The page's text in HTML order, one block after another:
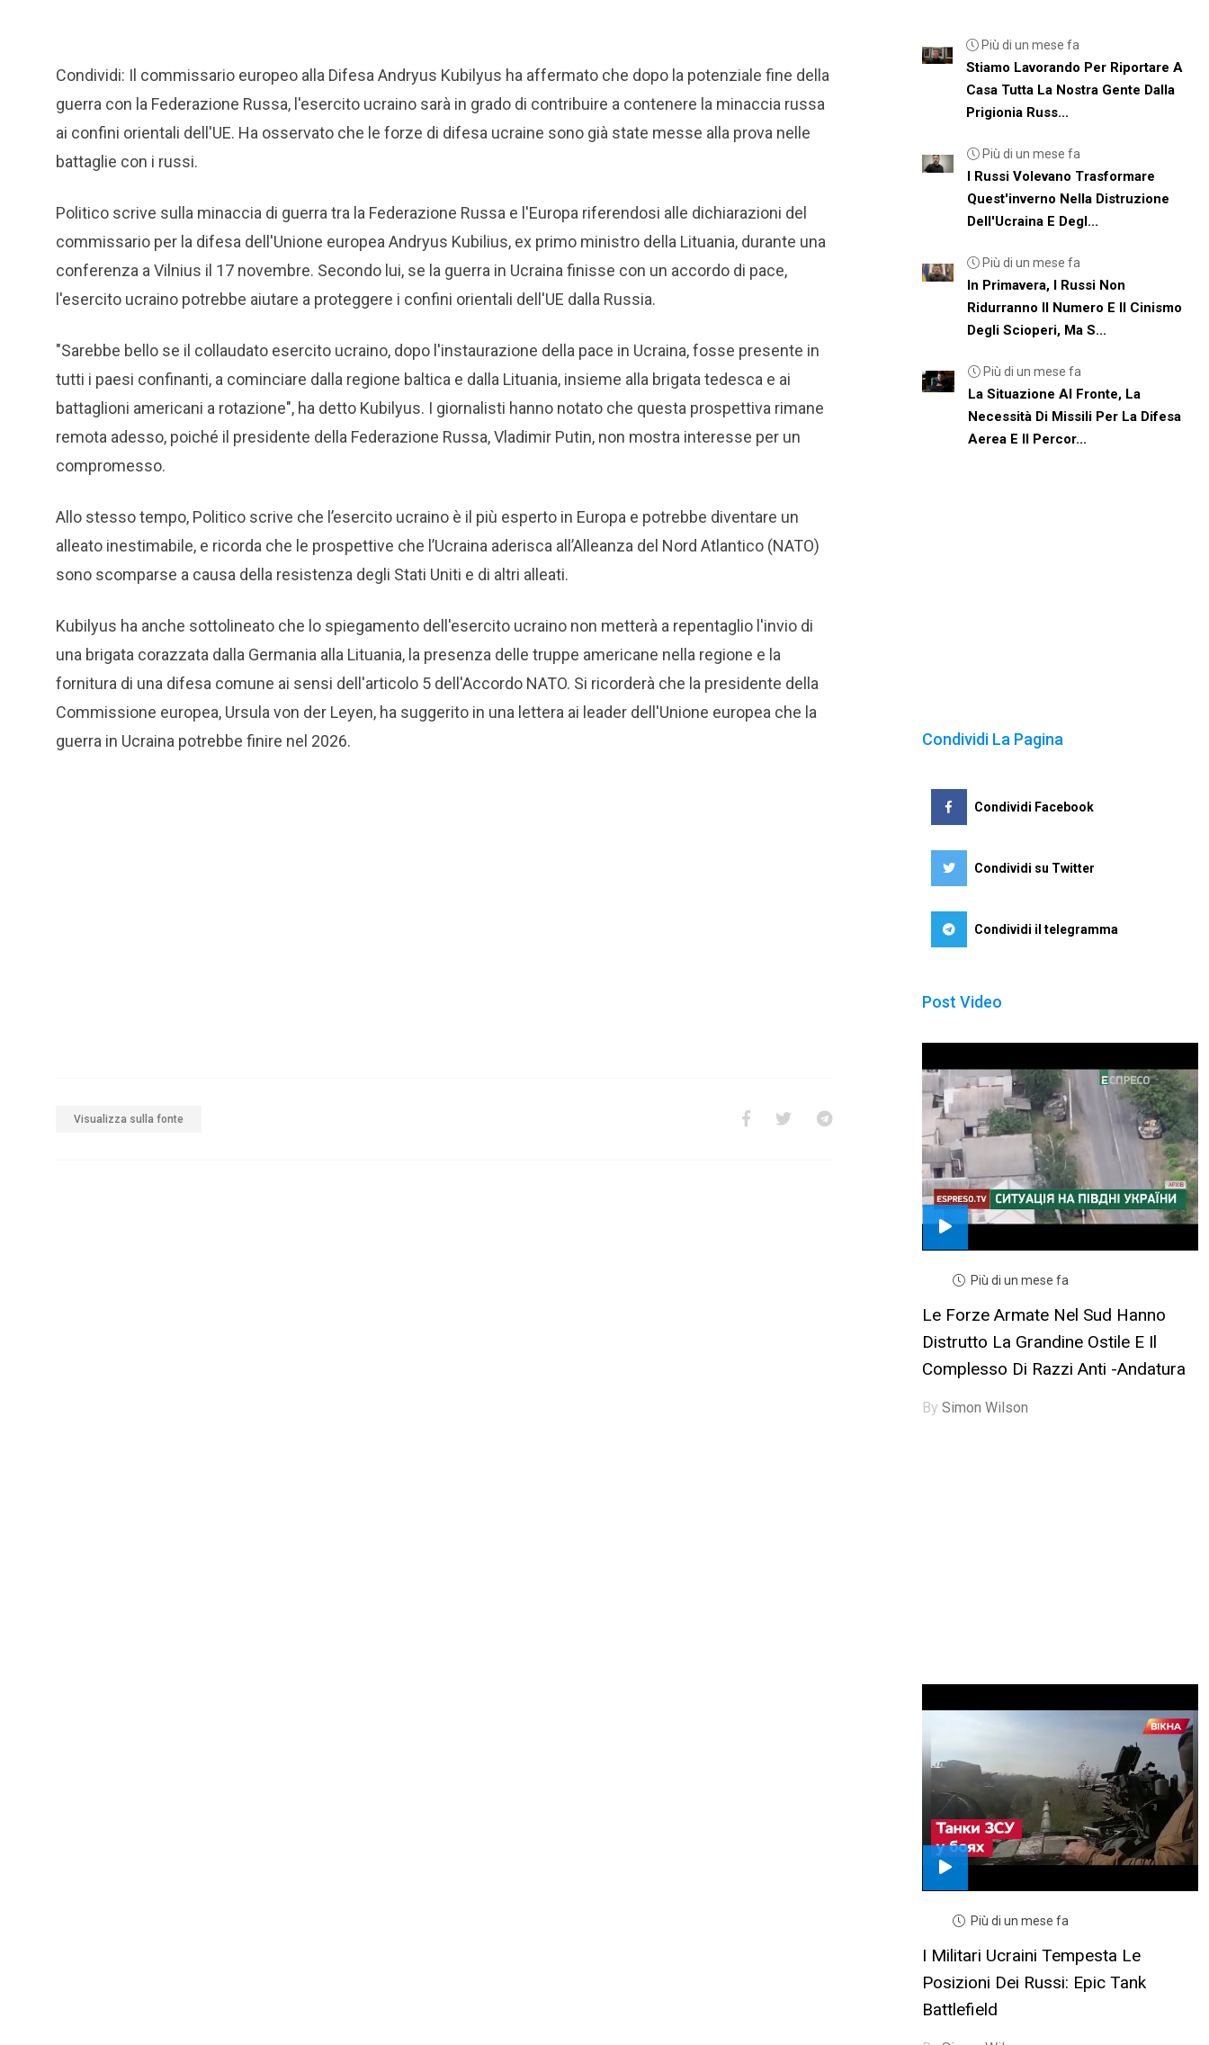
Condividi: Il commissario europeo alla Difesa Andryus Kubilyus ha affermato che dopo la potenziale fine della
guerra con la Federazione Russa, l'esercito ucraino sarà in grado di contribuire a contenere la minaccia russa
ai confini orientali dell'UE. Ha osservato che le forze di difesa ucraine sono già state messe alla prova nelle
battaglie con i russi.
Politico scrive sulla minaccia di guerra tra la Federazione Russa e l'Europa riferendosi alle dichiarazioni del
commissario per la difesa dell'Unione europea Andryus Kubilius, ex primo ministro della Lituania, durante una
conferenza a Vilnius il 17 novembre. Secondo lui, se la guerra in Ucraina finisse con un accordo di pace,
l'esercito ucraino potrebbe aiutare a proteggere i confini orientali dell'UE dalla Russia.
"Sarebbe bello se il collaudato esercito ucraino, dopo l'instaurazione della pace in Ucraina, fosse presente in
tutti i paesi confinanti, a cominciare dalla regione baltica e dalla Lituania, insieme alla brigata tedesca e ai
battaglioni americani a rotazione", ha detto Kubilyus. I giornalisti hanno notato che questa prospettiva rimane
remota adesso, poiché il presidente della Federazione Russa, Vladimir Putin, non mostra interesse per un
compromesso.
Allo stesso tempo, Politico scrive che l’esercito ucraino è il più esperto in Europa e potrebbe diventare un
alleato inestimabile, e ricorda che le prospettive che l’Ucraina aderisca all’Alleanza del Nord Atlantico (NATO)
sono scomparse a causa della resistenza degli Stati Uniti e di altri alleati.
Kubilyus ha anche sottolineato che lo spiegamento dell'esercito ucraino non metterà a repentaglio l'invio di
una brigata corazzata dalla Germania alla Lituania, la presenza delle truppe americane nella regione e la
fornitura di una difesa comune ai sensi dell'articolo 5 dell'Accordo NATO. Si ricorderà che la presidente della
Commissione europea, Ursula von der Leyen, ha suggerito in una lettera ai leader dell'Unione europea che la
guerra in Ucraina potrebbe finire nel 2026.
Visualizza sulla fonte
Più di un mese fa
Stiamo Lavorando Per Riportare A
Casa Tutta La Nostra Gente Dalla
Prigionia Russ...
Più di un mese fa
I Russi Volevano Trasformare
Quest'inverno Nella Distruzione
Dell'Ucraina E Degl...
Più di un mese fa
In Primavera, I Russi Non
Ridurranno Il Numero E Il Cinismo
Degli Scioperi, Ma S...
Più di un mese fa
La Situazione Al Fronte, La
Necessità Di Missili Per La Difesa
Aerea E Il Percor...
Condividi La Pagina
Condividi Facebook
Condividi su Twitter
Condividi il telegramma
Post Video
Più di un mese fa
Le Forze Armate Nel Sud Hanno
Distrutto La Grandine Ostile E Il
Complesso Di Razzi Anti -andatura
By Simon Wilson
Più di un mese fa
I Militari Ucraini Tempesta Le
Posizioni Dei Russi: Epic Tank
Battlefield